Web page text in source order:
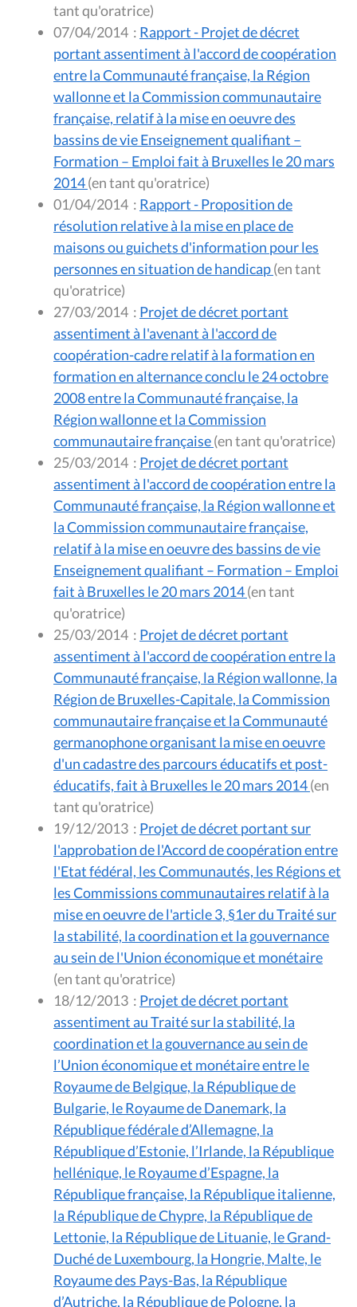
tant qu'oratrice)
07/04/2014 : Rapport - Projet de décret
portant assentiment à l'accord de coopération
entre la Communauté française, la Région
wallonne et la Commission communautaire
française, relatif à la mise en oeuvre des
bassins de vie Enseignement qualifiant –
Formation – Emploi fait à Bruxelles le 20 mars
2014
(en tant qu'oratrice)
01/04/2014 : Rapport - Proposition de
résolution relative à la mise en place de
maisons ou guichets d'information pour les
personnes en situation de handicap(en tant
qu'oratrice)
27/03/2014 : Projet de décret portant
assentiment à l'avenant à l'accord de
coopération-cadre relatif à la formation en
formation en alternance conclu le 24 octobre
2008 entre la Communauté française, la
Région wallonne et la Commission
communautaire française
(en tant qu'oratrice)
25/03/2014 : Projet de décret portant
assentiment à l'accord de coopération entre la
Communauté française, la Région wallonne et
la Commission communautaire française,
relatif à la mise en oeuvre des bassins de vie
Enseignement qualifiant – Formation – Emploi
fait à Bruxelles le 20 mars 2014(en tant
qu'oratrice)
25/03/2014 : Projet de décret portant
assentiment à l'accord de coopération entre la
Communauté française, la Région wallonne, la
Région de Bruxelles-Capitale, la Commission
communautaire française et la Communauté
germanophone organisant la mise en oeuvre
d'un cadastre des parcours éducatifs et post-
éducatifs, fait à Bruxelles le 20 mars 2014(en
tant qu'oratrice)
19/12/2013 : Projet de décret portant sur
l'approbation de l'Accord de coopération entre
l'Etat fédéral, les Communautés, les Régions et
les Commissions communautaires relatif à la
mise en oeuvre de l'article 3, §1er du Traité sur
la stabilité, la coordination et la gouvernance
au sein de l'Union économique et monétaire
(en tant qu'oratrice)
18/12/2013 : Projet de décret portant
assentiment au Traité sur la stabilité, la
coordination et la gouvernance au sein de
l’Union économique et monétaire entre le
Royaume de Belgique, la République de
Bulgarie, le Royaume de Danemark, la
République fédérale d’Allemagne, la
République d’Estonie, l’Irlande, la République
hellénique, le Royaume d’Espagne, la
République française, la République italienne,
la République de Chypre, la République de
Lettonie, la République de Lituanie, le Grand-
Duché de Luxembourg, la Hongrie, Malte, le
Royaume des Pays-Bas, la République
d’Autriche, la République de Pologne, la